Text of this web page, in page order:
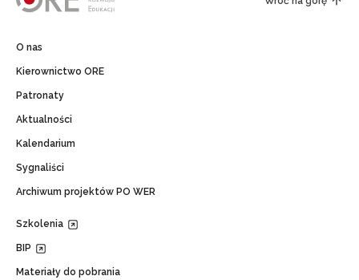
O nas
Kierownictwo ORE
Patronaty
Aktualności
Kalendarium
Sygnaliści
Archiwum projektów PO WER
Szkolenia
BIP
Materiały do pobrania